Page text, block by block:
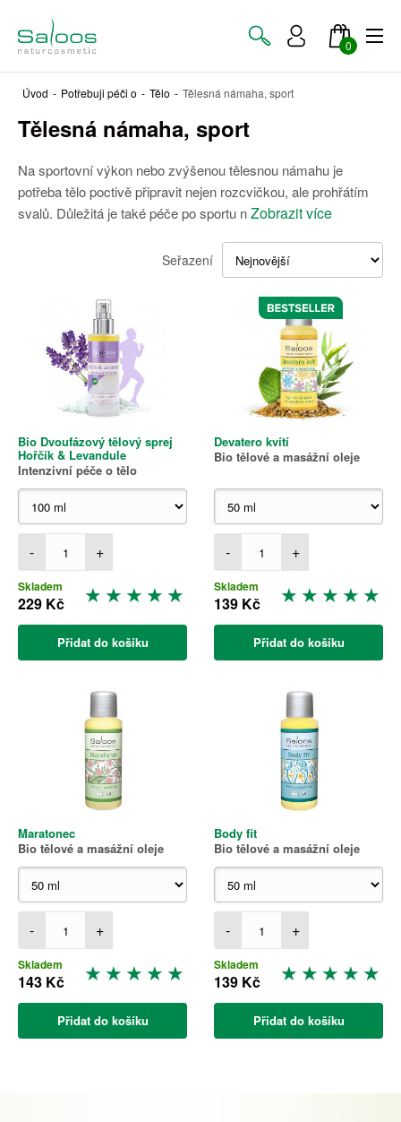
0
Úvod - Potřebuji péči o - Tělo - Tělesná námaha, sport
Tělesná námaha, sport
Na sportovní výkon nebo zvýšenou tělesnou námahu je
potřeba tělo poctivě připravit nejen rozcvičkou, ale prohřátím
svalů. Důležitá je také péče po sportu nZobrazit více
Seřazení
Bio Dvoufázový tělový sprej
Hořčík & Levandule
Intenzivní péče o tělo
- +
Skladem
229 Kč
Přidat do košíku
Devatero kvítí
Bio tělové a masážní oleje
- +
Skladem
139 Kč
Přidat do košíku
Maratonec
Bio tělové a masážní oleje
- +
Skladem
143 Kč
Přidat do košíku
Body fit
Bio tělové a masážní oleje
- +
Skladem
139 Kč
Přidat do košíku